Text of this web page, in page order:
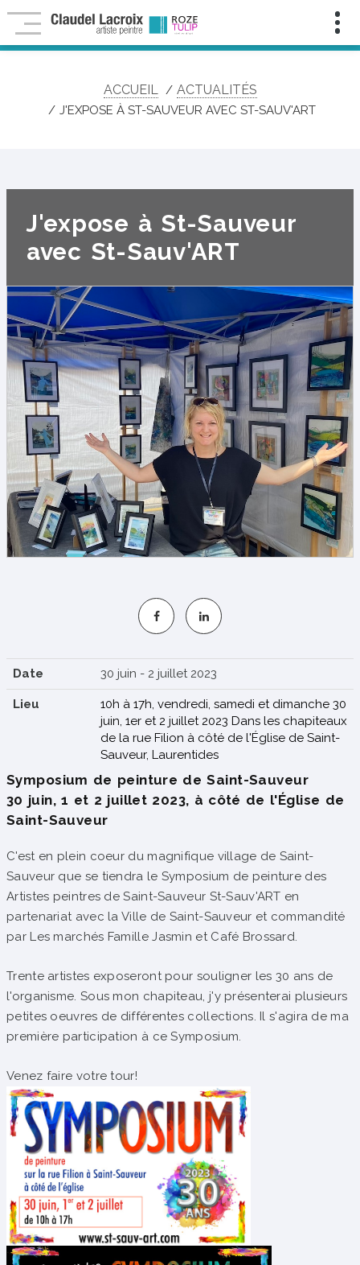
ACCUEIL ACTUALITÉS
J'EXPOSE À ST-SAUVEUR AVEC ST-SAUV'ART
J'expose à St-Sauveur
avec St-Sauv'ART
Date 30 juin - 2 juillet 2023
Lieu
10h à 17h, vendredi, samedi et dimanche 30
juin, 1er et 2 juillet 2023 Dans les chapiteaux
de la rue Filion à côté de l'Église de Saint-
Sauveur, Laurentides
Symposium de peinture de Saint-Sauveur
30 juin, 1 et 2 juillet 2023, à côté de l'Église de
Saint-Sauveur
C'est en plein coeur du magnifique village de Saint-
Sauveur que se tiendra le Symposium de peinture des
Artistes peintres de Saint-Sauveur St-Sauv'ART en
partenariat avec la Ville de Saint-Sauveur et commandité
par Les marchés Famille Jasmin et Café Brossard.
Trente artistes exposeront pour souligner les 30 ans de
l'organisme. Sous mon chapiteau, j'y présenterai plusieurs
petites oeuvres de différentes collections. Il s'agira de ma
première participation à ce Symposium.
Venez faire votre tour!
Infolettre
ne
nouveautés,
Nom
:
:
Courriel
:
*
S'INSCRIRE